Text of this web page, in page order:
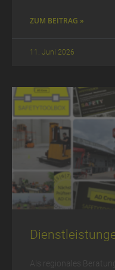
ZUM BEITRAG »
11. Juni 2026
Als regionales